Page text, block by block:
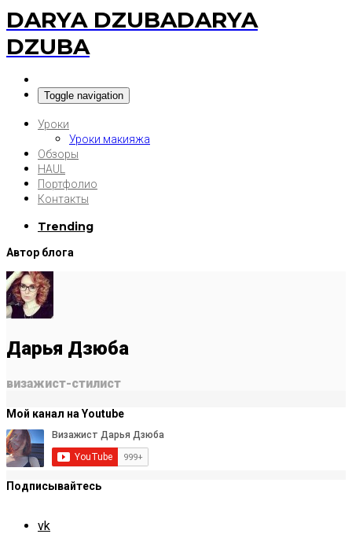
DARYA DZUBADARYA
DZUBA
Toggle navigation
Уроки
Уроки макияжа
Обзоры
HAUL
Портфолио
Контакты
Trending
Автор блога
Дарья Дзюба
визажист-стилист
Мой канал на Youtube
Подписывайтесь
vk